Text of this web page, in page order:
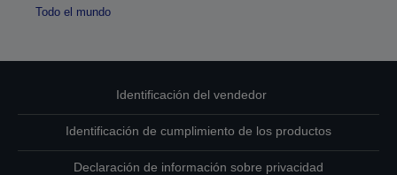
Todo el mundo
Identificación del vendedor
Identificación de cumplimiento de los productos
Declaración de información sobre privacidad